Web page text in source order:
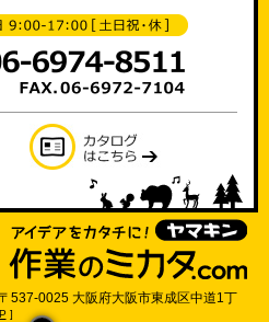
537-0025 大阪府大阪市東成区中道1丁
]